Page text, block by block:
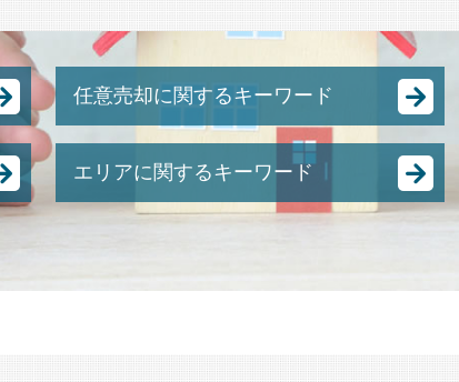
任意売却に関するキーワード
抵当 物件
任意売却 メリット
任意売却 費用
任意売却 買い手がつかない
エリアに関するキーワード
事業承継 千葉県 弁護士 相談